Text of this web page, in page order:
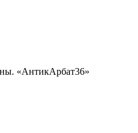
«АнтикАрбат36»